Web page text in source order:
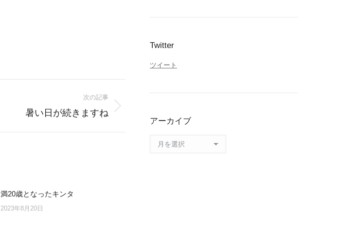
次の記事
暑い日が続きますね
満20歳となったキンタ
2023年8月20日
Twitter
ツイート
アーカイブ
ー